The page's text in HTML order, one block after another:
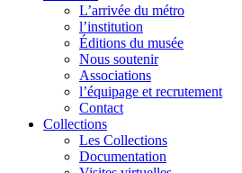
L’arrivée du métro
l’institution
Éditions du musée
Nous soutenir
Associations
l’équipage et recrutement
Contact
Collections
Les Collections
Documentation